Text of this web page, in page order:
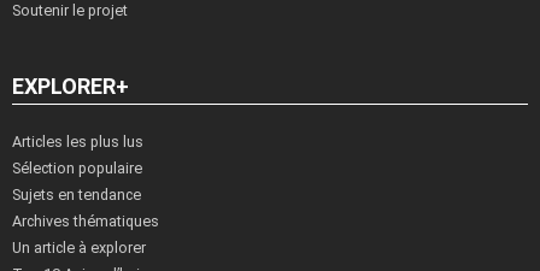
Soutenir le projet
EXPLORER+
Articles les plus lus
Sélection populaire
Sujets en tendance
Archives thématiques
Un article à explorer